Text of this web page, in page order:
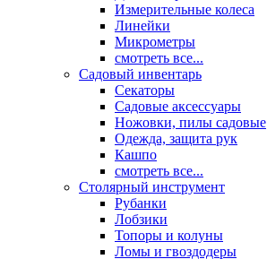
Измерительные колеса
Линейки
Микрометры
смотреть все...
Садовый инвентарь
Секаторы
Садовые аксессуары
Ножовки, пилы садовые
Одежда, защита рук
Кашпо
смотреть все...
Столярный инструмент
Рубанки
Лобзики
Топоры и колуны
Ломы и гвоздодеры